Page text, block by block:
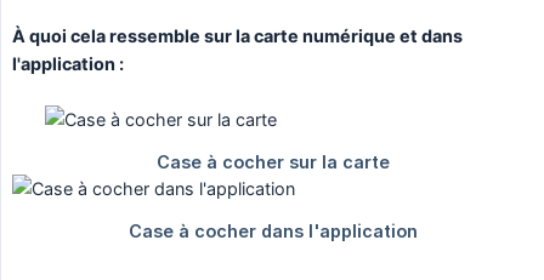
À quoi cela ressemble sur la carte numérique et dans
l'application :